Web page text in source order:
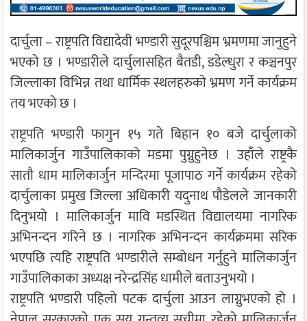
दार्चुला – राष्ट्रपति विद्यादेवी भण्डारी सुदूरपश्चिम भ्रमणमा जानुहुने
भएको छ । भण्डारीले दार्चुलासहित बैतडी, डडेल्धुरा र कञ्चनपुर
जिल्लाका विभिन्न तथा धार्मिक स्थलहरुको भ्रमण गर्ने कार्यक्रम
तय भएको छ ।
राष्ट्रपति भण्डारी फागुन १५ गते बिहान १० बजे दार्चुलाको
मालिकार्जुन गाउँपालिकाको मडमा पुग्नुहुनेछ । उहाँले राष्ट्रकै
सातौ धाम मालिकार्जुन मन्दिरमा पूजापाठ गर्ने कार्यक्रम रहेको
दार्चुलाका प्रमुख जिल्ला अधिकारी यदुनाथ पौडेलले जानकारी
दिनुभयो । मालिकार्जुन मावि मडस्थित विद्यालयमा नागरिक
अभिनन्दन गरिने छ । नागरिक अभिनन्दन कार्यक्रममा सरिक
भएपछि त्यहि राष्ट्रपति भण्डारीले सम्बोधन गर्नुहुने मालिकार्जुन
गाउँपालिकाका अध्यक्ष नरेन्द्रसिंह धामीले बताउनुभयो ।
राष्ट्रपति भण्डारी पहिलो पटक दार्चुला आउन लाग्नुभएको हो ।